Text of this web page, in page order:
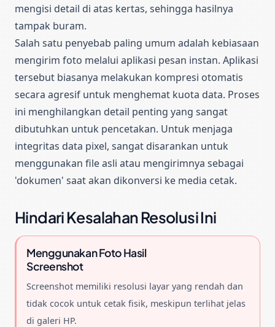
mengisi detail di atas kertas, sehingga hasilnya
tampak buram.
Salah satu penyebab paling umum adalah kebiasaan
mengirim foto melalui aplikasi pesan instan. Aplikasi
tersebut biasanya melakukan kompresi otomatis
secara agresif untuk menghemat kuota data. Proses
ini menghilangkan detail penting yang sangat
dibutuhkan untuk pencetakan. Untuk menjaga
integritas data pixel, sangat disarankan untuk
menggunakan file asli atau mengirimnya sebagai
'dokumen' saat akan dikonversi ke media cetak.
Hindari Kesalahan Resolusi Ini
Menggunakan Foto Hasil
Screenshot
Screenshot memiliki resolusi layar yang rendah dan
tidak cocok untuk cetak fisik, meskipun terlihat jelas
di galeri HP.